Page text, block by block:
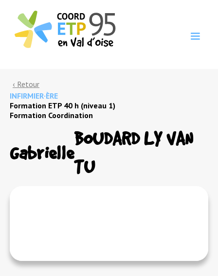
‹ Retour
INFIRMIER·ÈRE
Formation ETP 40 h (niveau 1)
Formation Coordination
Gabrielle
BOUDARD LY VAN
TU